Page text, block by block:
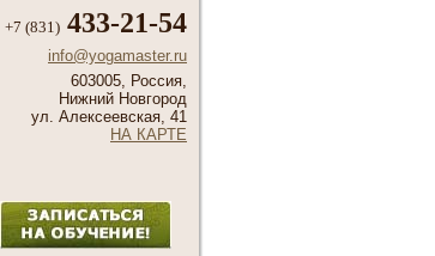
+7 (831) 433-21-54
info@yogamaster.ru
603005, Россия,
Нижний Новгород
ул. Алексеевская, 41
НА КАРТЕ